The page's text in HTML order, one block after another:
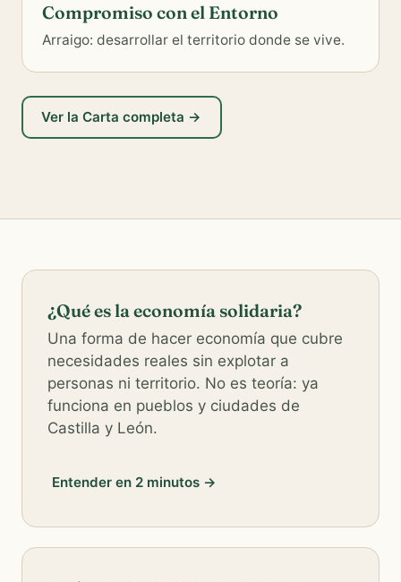
Compromiso con el Entorno
Arraigo: desarrollar el territorio donde se vive.
Ver la Carta completa →
¿Qué es la economía solidaria?
Una forma de hacer economía que cubre
necesidades reales sin explotar a
personas ni territorio. No es teoría: ya
funciona en pueblos y ciudades de
Castilla y León.
Entender en 2 minutos →